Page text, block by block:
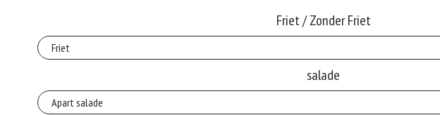
Friet / Zonder Friet
salade